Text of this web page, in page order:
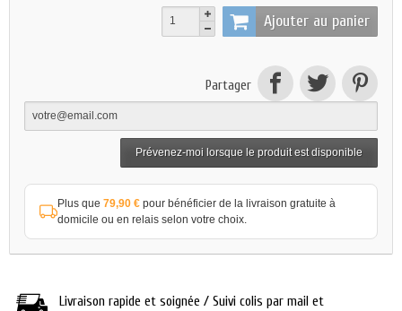
Ajouter au panier
Partager
Prévenez-moi lorsque le produit est disponible
Plus que 79,90 € pour bénéficier de la livraison gratuite à
domicile ou en relais selon votre choix.
Livraison rapide et soignée / Suivi colis par mail et